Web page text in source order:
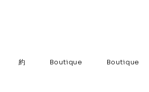
約 Boutique Boutique